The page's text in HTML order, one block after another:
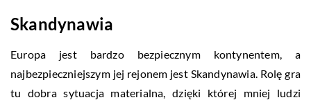
Skandynawia
Europa jest bardzo bezpiecznym kontynentem, a
najbezpieczniejszym jej rejonem jest Skandynawia. Rolę gra
tu dobra sytuacja materialna, dzięki której mniej ludzi